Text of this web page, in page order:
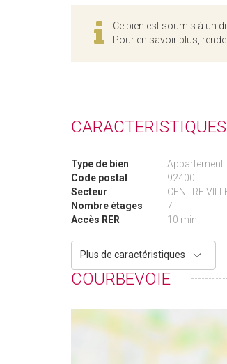
Ce bien est soumis à un
Pour en savoir plus,
CARACTERISTIQUES
Type de bien
Appartement
Code postal
92400
Secteur
CENTRE
Nombre étages
7
Accès RER
10 min
Plus de caractéristiques
COURBEVOIE